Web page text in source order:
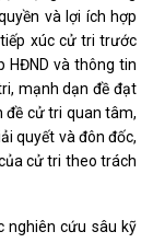
và lợi ích hợp
xúc cử tri trước
HĐND và thông tin
mạnh dạn đề đạt
đề cử tri quan tâm,
quyết và đôn đốc,
cử tri theo trách
nghiên cứu sâu kỹ